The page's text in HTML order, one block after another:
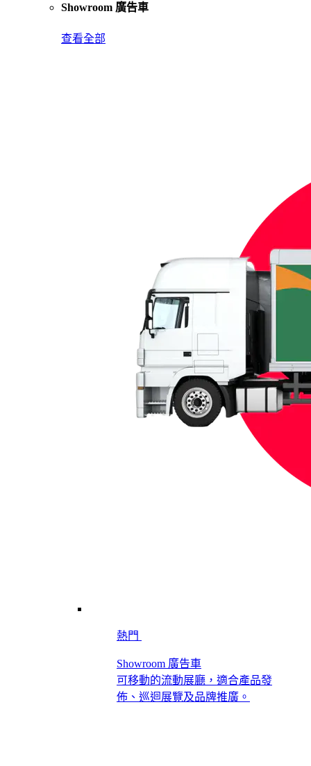
Showroom 廣告車
查看全部
熱門
Showroom 廣告車
可移動的流動展廳，適合產品發
佈、巡迴展覽及品牌推廣。